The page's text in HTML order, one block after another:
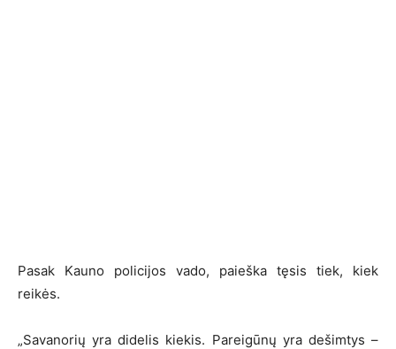
Pasak Kauno policijos vado, paieška tęsis tiek, kiek
reikės.
„Savanorių yra didelis kiekis. Pareigūnų yra dešimtys –